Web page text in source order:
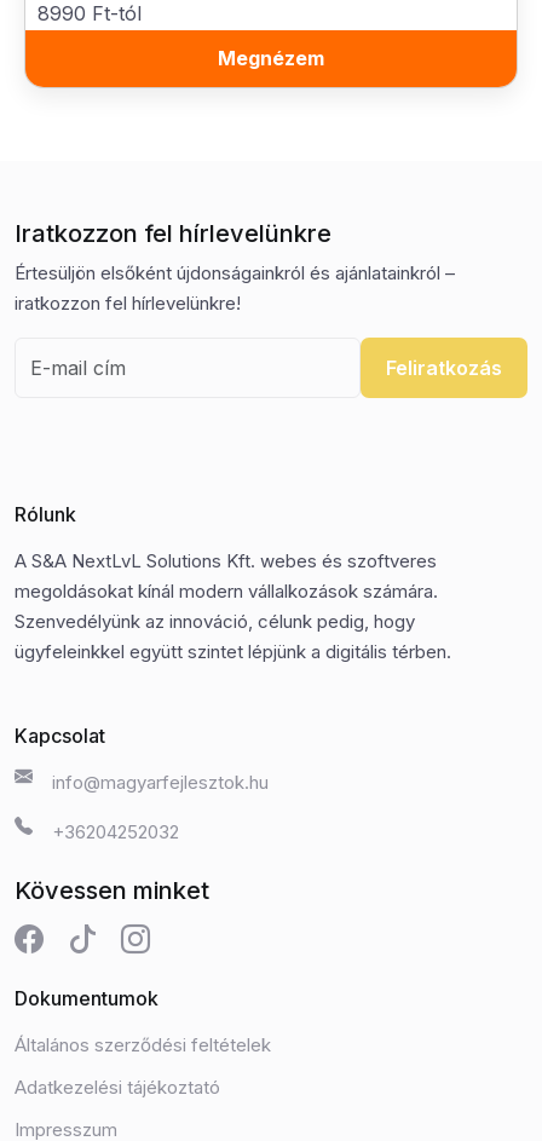
8990 Ft-tól
Megnézem
Iratkozzon fel hírlevelünkre
Értesüljön elsőként újdonságainkról és ajánlatainkról –
iratkozzon fel hírlevelünkre!
Feliratkozás
Rólunk
A S&A NextLvL Solutions Kft. webes és szoftveres
megoldásokat kínál modern vállalkozások számára.
Szenvedélyünk az innováció, célunk pedig, hogy
ügyfeleinkkel együtt szintet lépjünk a digitális térben.
Kapcsolat
info@magyarfejlesztok.hu
+36204252032
Kövessen minket
Dokumentumok
Általános szerződési feltételek
Adatkezelési tájékoztató
Impresszum